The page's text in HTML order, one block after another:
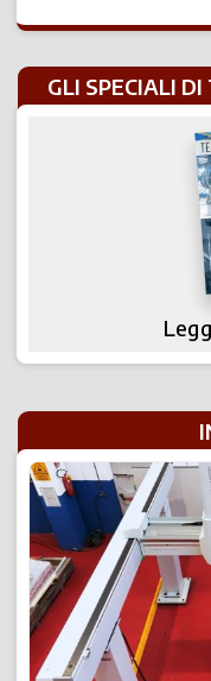
GLI SPECIALI